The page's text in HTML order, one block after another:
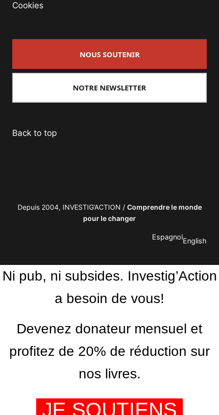
Cookies
NOUS SOUTENIR
NOTRE NEWSLETTER
Back to top
Depuis 2004, INVESTIG’ACTION / Comprendre le monde
pour le changer
EspagnolEnglish
Ni pub, ni subsides. Investig’Action
a besoin de vous!
Devenez donateur mensuel et
profitez de 20% de réduction sur
nos livres.
JE SOUTIENS